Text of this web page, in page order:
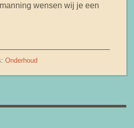
wensen wij je een
Onderhoud